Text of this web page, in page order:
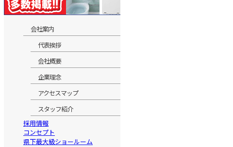
会社案内
代表挨拶
会社概要
企業理念
アクセスマップ
スタッフ紹介
採用情報
コンセプト
県下最大級ショールーム